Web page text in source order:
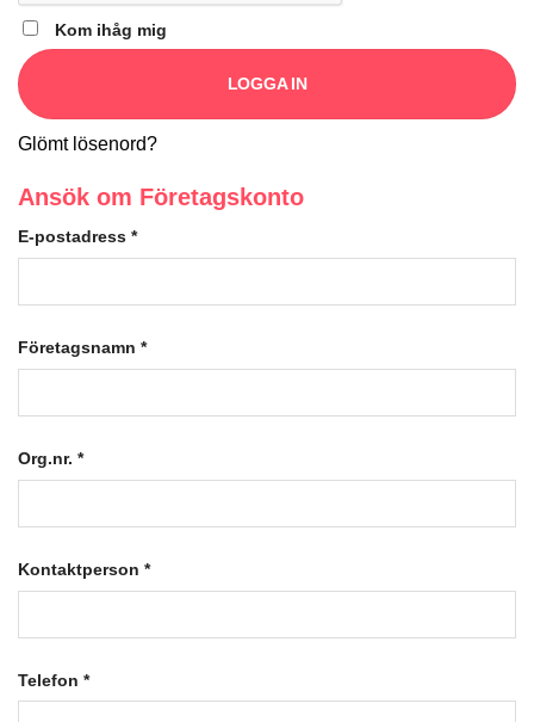
Kom ihåg mig
LOGGA IN
Glömt lösenord?
Ansök om Företagskonto
E-postadress *
Företagsnamn *
Org.nr. *
Kontaktperson *
Telefon *